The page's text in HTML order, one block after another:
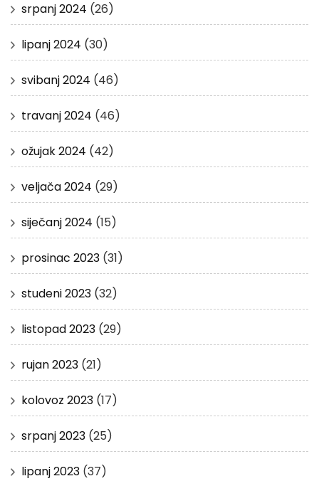
srpanj 2024 (26)
lipanj 2024 (30)
svibanj 2024 (46)
travanj 2024 (46)
ožujak 2024 (42)
veljača 2024 (29)
siječanj 2024 (15)
prosinac 2023 (31)
studeni 2023 (32)
listopad 2023 (29)
rujan 2023 (21)
kolovoz 2023 (17)
srpanj 2023 (25)
lipanj 2023 (37)